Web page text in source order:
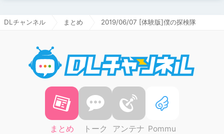
DLチャンネル まとめ 2019/06/07 [体験版]僕の探検隊
まとめ トーク アンテナ Pommu